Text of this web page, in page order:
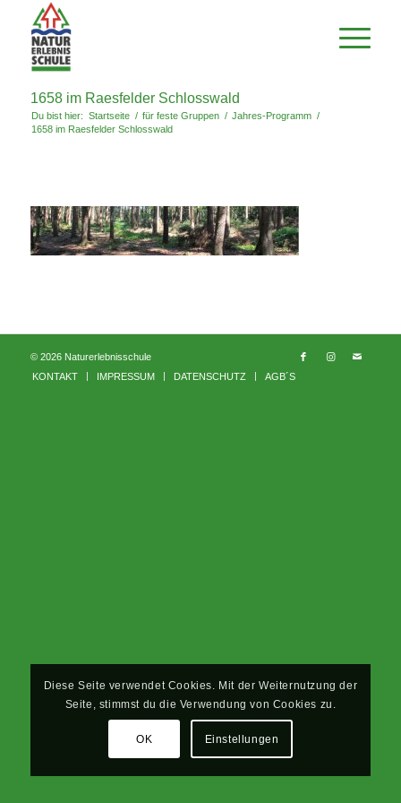
1658 im Raesfelder Schlosswald
Du bist hier: Startseite / für feste Gruppen / Jahres-Programm /
1658 im Raesfelder Schlosswald
© 2026 Naturerlebnisschule
KONTAKT
IMPRESSUM DATENSCHUTZ AGB´S
Diese Seite verwendet Cookies. Mit der Weiternutzung der
Seite, stimmst du die Verwendung von Cookies zu.
OK Einstellungen